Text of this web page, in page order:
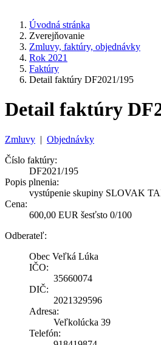
Úvodná stránka
Zverejňovanie
Zmluvy, faktúry, objednávky
Rok 2021
Faktúry
Detail faktúry DF2021/195
Detail faktúry
Zmluvy | Objednávky
Číslo faktúry:
DF2021/195
Popis plnenia:
vystúpenie skupiny SLOVAK
Cena:
600,00 EUR šesťsto 0/100
Odberateľ:
Obec Veľká Lúka
IČO:
35660074
DIČ:
2021329596
Adresa:
Veľkolúcka 39
Telefón: